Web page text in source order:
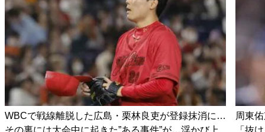
WBCで戦線離脱した広島・栗林良吏が登録抹消に…
その裏には大会中に起きた”ある事件”が…浮かび上
周東
「抜